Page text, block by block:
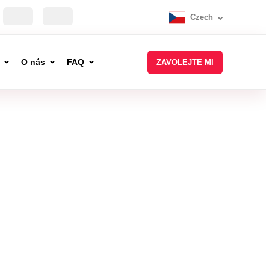
Czech
O nás FAQ ZAVOLEJTE MI